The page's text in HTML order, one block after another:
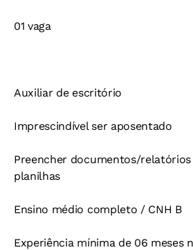
01 vaga
Auxiliar de escritório
Imprescindível ser aposentado
Preencher documentos/
planilhas
Ensino médio completo / CNH B
Experiência mínima de 06 meses